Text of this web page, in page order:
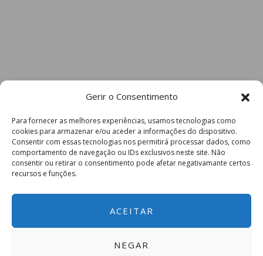
Gerir o Consentimento
Para fornecer as melhores experiências, usamos tecnologias como
cookies para armazenar e/ou aceder a informações do dispositivo.
Consentir com essas tecnologias nos permitirá processar dados, como
comportamento de navegação ou IDs exclusivos neste site. Não
consentir ou retirar o consentimento pode afetar negativamante certos
recursos e funções.
ACEITAR
NEGAR